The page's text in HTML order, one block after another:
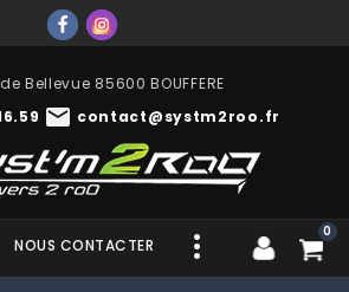
Bellevue 85600 BOUFFERE
mail contact@systm2roo.fr
0
NOUS CONTACTER